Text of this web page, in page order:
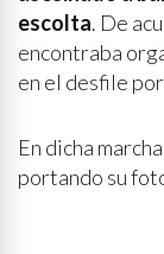
escolta. De
encontraba
en el desfile
En dicha
portando su